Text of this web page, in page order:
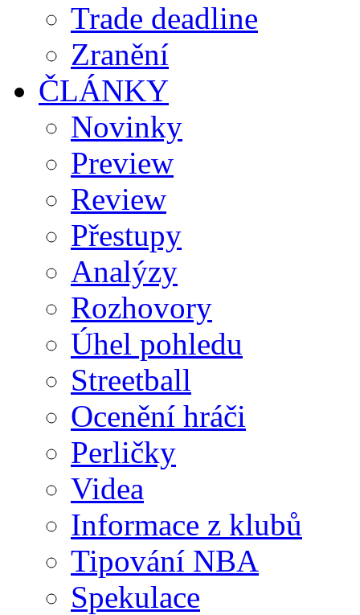
Trade deadline
Zranění
ČLÁNKY
Novinky
Preview
Review
Přestupy
Analýzy
Rozhovory
Úhel pohledu
Streetball
Ocenění hráči
Perličky
Videa
Informace z klubů
Tipování NBA
Spekulace